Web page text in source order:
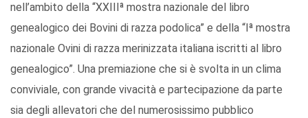
nell’ambito della “XXIIIª mostra nazionale del libro
genealogico dei Bovini di razza podolica” e della “Iª mostra
nazionale Ovini di razza merinizzata italiana iscritti al libro
genealogico”. Una premiazione che si è svolta in un clima
conviviale, con grande vivacità e partecipazione da parte
sia degli allevatori che del numerosissimo pubblico